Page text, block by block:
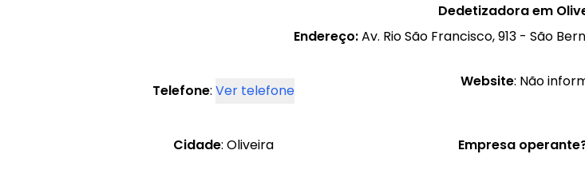
Dedetizadora em
Endereço:Av. Rio São Francisco, 913 - São
Telefone: Ver telefone
Website: Não
Cidade: Oliveira Empresa